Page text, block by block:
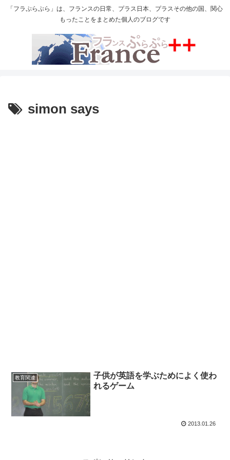
「フラぷらぷら」は、フランスの日常、プラス日本、プラスその他の国、関心
もったことをまとめた個人のブログです
simon says
教育関連
子供が英語を学ぶためによく使わ
れるゲーム
2013.01.26